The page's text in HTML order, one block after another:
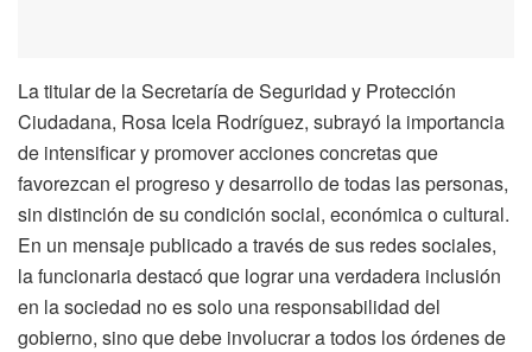
La titular de la Secretaría de Seguridad y Protección
Ciudadana, Rosa Icela Rodríguez, subrayó la importancia
de intensificar y promover acciones concretas que
favorezcan el progreso y desarrollo de todas las personas,
sin distinción de su condición social, económica o cultural.
En un mensaje publicado a través de sus redes sociales,
la funcionaria destacó que lograr una verdadera inclusión
en la sociedad no es solo una responsabilidad del
gobierno, sino que debe involucrar a todos los órdenes de